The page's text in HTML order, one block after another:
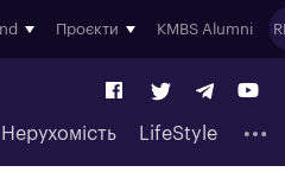
Проєкти KMBS Alumni
Нерухомість LifeStyle